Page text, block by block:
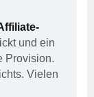
und ein
Provision.
Vielen